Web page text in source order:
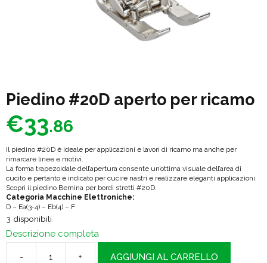
Piedino #20D aperto per ricamo
€33.86
Il piedino #20D è ideale per applicazioni e lavori di ricamo ma anche per
rimarcare linee e motivi.
La forma trapezoidale dell’apertura consente un’ottima visuale dell’area di
cucito e pertanto è indicato per cucire nastri e realizzare eleganti applicazioni.
Scopri il piedino Bernina per bordi stretti #20D.
Categoria Macchine Elettroniche:
D – Ea(3-4) – Eb(4) – F
3 disponibili
Descrizione completa
- + AGGIUNGI AL CARRELLO